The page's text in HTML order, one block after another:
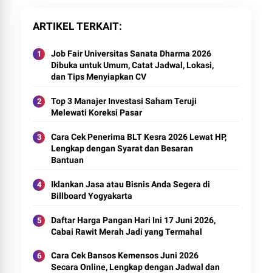
ARTIKEL TERKAIT
Job Fair Universitas Sanata Dharma 2026
Dibuka untuk Umum, Catat Jadwal, Lokasi,
dan Tips Menyiapkan CV
Top 3 Manajer Investasi Saham Teruji
Melewati Koreksi Pasar
Cara Cek Penerima BLT Kesra 2026 Lewat HP,
Lengkap dengan Syarat dan Besaran
Bantuan
Iklankan Jasa atau Bisnis Anda Segera di
Billboard Yogyakarta
Daftar Harga Pangan Hari Ini 17 Juni 2026,
Cabai Rawit Merah Jadi yang Termahal
Cara Cek Bansos Kemensos Juni 2026
Secara Online, Lengkap dengan Jadwal dan